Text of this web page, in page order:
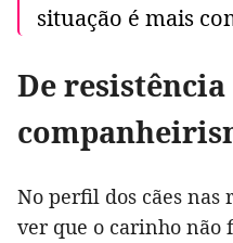
situação é mais
De resistência
No perfil dos cães nas
ver que o carinho não